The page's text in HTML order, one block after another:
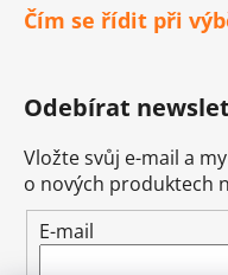
Čím se řídit při
Odebírat
Vložte svůj e-mail a
o nových produktech
E-mail